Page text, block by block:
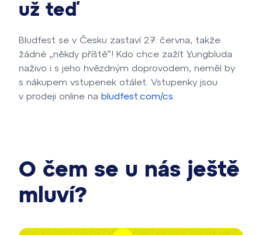
už teď
Bludfest se v Česku zastaví 27. června, takže
žádné „někdy příště“! Kdo chce zažít Yungbluda
naživo i s jeho hvězdným doprovodem, neměl by
s nákupem vstupenek otálet. Vstupenky jsou
v prodeji online na bludfest.com/cs
O čem se u nás ještě
mluví?